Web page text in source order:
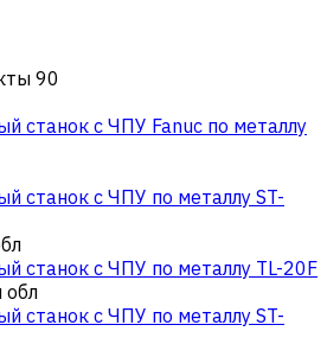
90
станок с ЧПУ Fanuc по металлу
станок с ЧПУ по металлу ST-
станок с ЧПУ по металлу TL-20F
обл
станок с ЧПУ по металлу ST-